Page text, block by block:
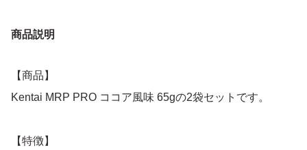
商品説明
【商品】
Kentai MRP PRO ココア風味 65gの2袋セットです。
【特徴】